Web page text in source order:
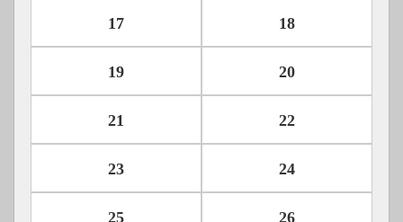
17 18
19 20
21 22
23 24
25 26